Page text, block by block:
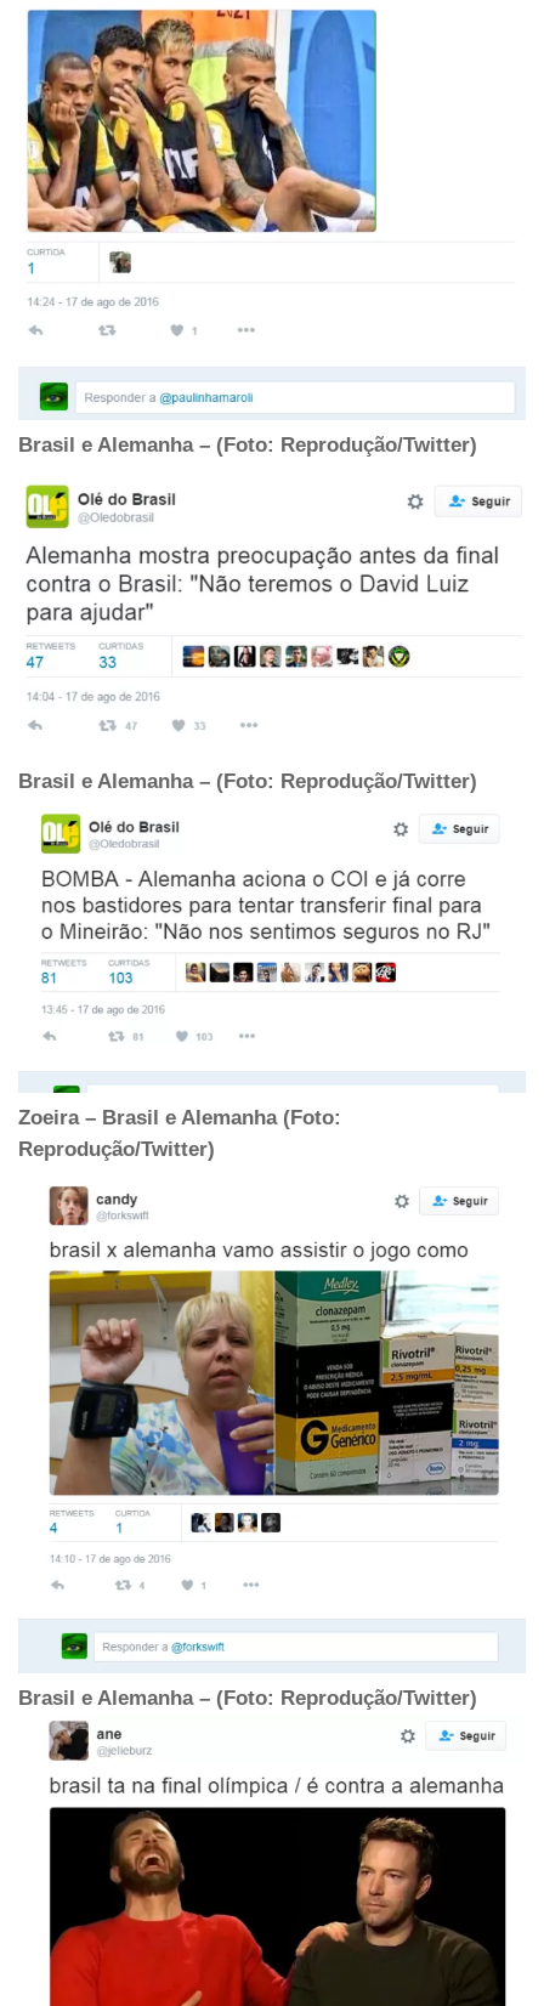
Brasil e Alemanha – (Foto: Reprodução/Twitter)
Brasil e Alemanha – (Foto: Reprodução/Twitter)
Zoeira – Brasil e Alemanha (Foto:
Reprodução/Twitter)
Brasil e Alemanha – (Foto: Reprodução/Twitter)